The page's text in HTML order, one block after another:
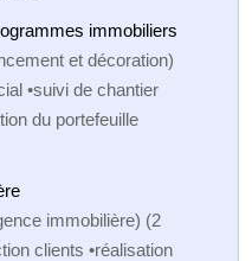
immobiliers
et décoration)
•suivi de chantier
du portefeuille
immobilière) (2
clients •réalisation